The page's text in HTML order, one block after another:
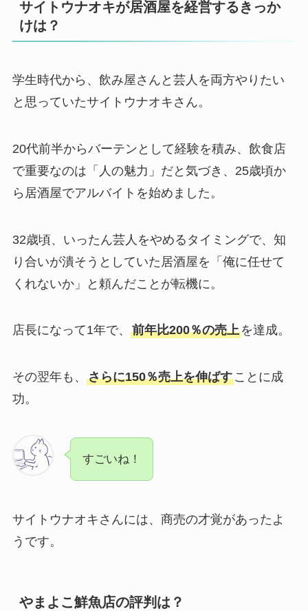
サイトウナオキが居酒屋を経営するきっか
けは？
学生時代から、飲み屋さんと芸人を両方やりたい
と思っていたサイトウナオキさん。
20代前半からバーテンとして経験を積み、飲食店
で重要なのは「人の魅力」だと気づき、25歳頃か
ら居酒屋でアルバイトを始めました。
32歳頃、いったん芸人をやめるタイミングで、知
り合いが潰そうとしていた居酒屋を「俺に任せて
くれないか」と頼んだことが転機に。
店長になって1年で、 前年比200％の売上を達成。
その翌年も、 さらに150％売上を伸ばすことに成
功。
すごいね！
サイトウナオキさんには、商売の才覚があったよ
うです。
やまよこ鮮魚店の評判は？